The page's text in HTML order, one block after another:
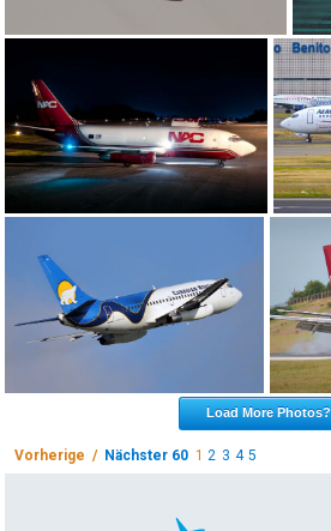
Load More Photos?
Vorherige / Nächster 60 12 3 4 5